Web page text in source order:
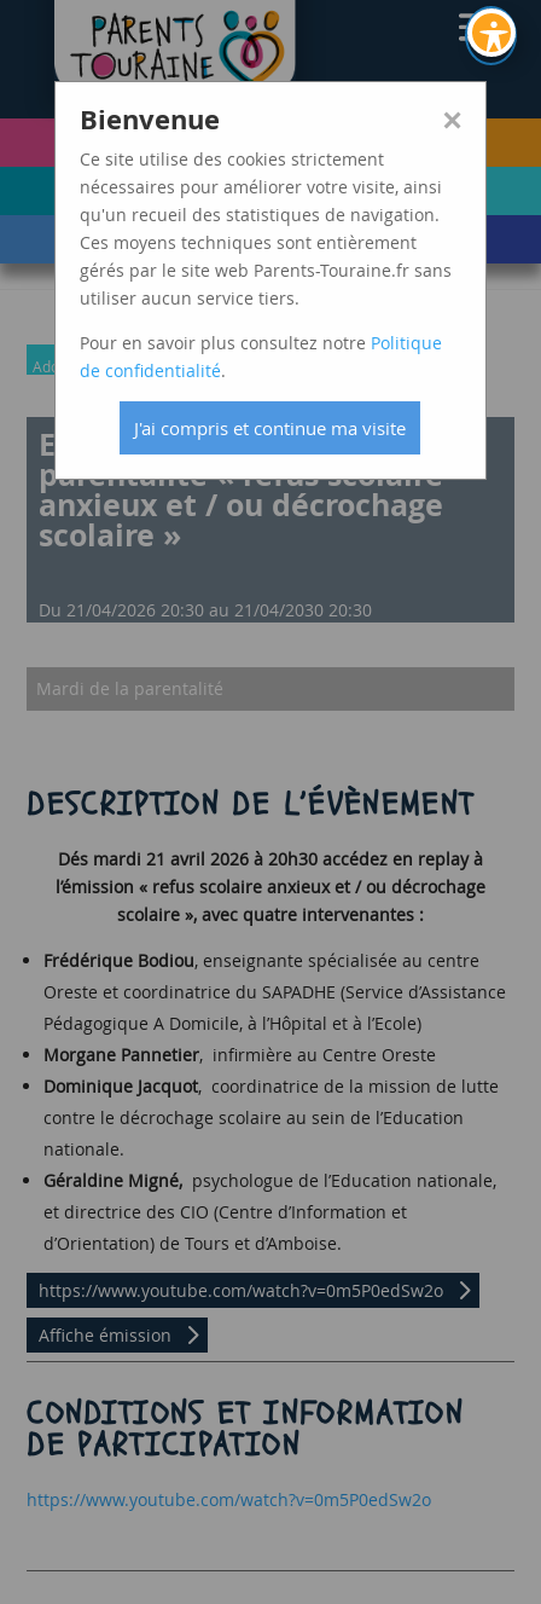
PETITE ENFANCE
(0-5 ANS)
ENFANCE
(6-11 ANS)
ADOLESCENCE ET
JEUNES ADULTES
LES ÉVÈNEMENTS
DE VIE MARDIS SPAGHETTI
Adolescence et jeunes adultes
Emission Mardi de la
parentalité « refus scolaire
anxieux et / ou décrochage
scolaire »
Du 21/04/2026 20:30 au 21/04/2030 20:30
Mardi de la parentalité
DESCRIPTION DE L’ÉVÈNEMENT
Dés mardi 21 avril 2026 à 20h30 accédez en replay à
l’émission « refus scolaire anxieux et / ou décrochage
scolaire », avec quatre intervenantes :
Frédérique Bodiou, enseignante spécialisée au centre
Oreste et coordinatrice du SAPADHE (Service d’Assistance
Pédagogique A Domicile, à l’Hôpital et à l’Ecole)
Morgane Pannetier, infirmière au Centre Oreste
Dominique Jacquot, coordinatrice de la mission de lutte
contre le décrochage scolaire au sein de l’Education
nationale.
Géraldine Migné, psychologue de l’Education nationale,
et directrice des CIO (Centre d’Information et
d’Orientation) de Tours et d’Amboise.
https://www.youtube.com/watch?v=0m5P0edSw2o
Affiche émission
CONDITIONS ET INFORMATION
DE PARTICIPATION
https://www.youtube.com/watch?v=0m5P0edSw2o
×
Bienvenue
Ce site utilise des cookies strictement
nécessaires pour améliorer votre visite, ainsi
qu'un recueil des statistiques de navigation.
Ces moyens techniques sont entièrement
gérés par le site web Parents-Touraine.fr sans
utiliser aucun service tiers.
Pour en savoir plus consultez notre Politique
de confidentialité.
J'ai compris et continue ma visite